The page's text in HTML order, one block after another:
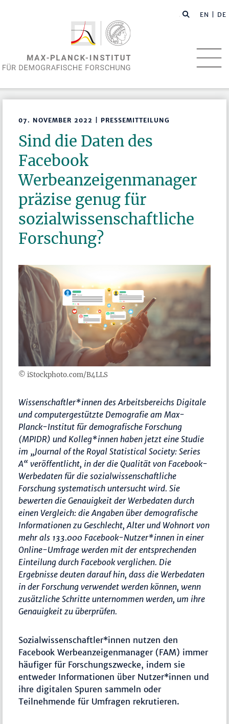
EN | DE
07. NOVEMBER 2022 | PRESSEMITTEILUNG
Sind die Daten des
Facebook
Werbeanzeigenmanager
präzise genug für
sozialwissenschaftliche
Forschung?
© iStockphoto.com/B4LLS
Wissenschaftler*innen des Arbeitsbereichs Digitale
und computergestützte Demografie am Max-
Planck-Institut für demografische Forschung
(MPIDR) und Kolleg*innen haben jetzt eine Studie
im „Journal of the Royal Statistical Society: Series
A“ veröffentlicht, in der die Qualität von Facebook-
Werbedaten für die sozialwissenschaftliche
Forschung systematisch untersucht wird. Sie
bewerten die Genauigkeit der Werbedaten durch
einen Vergleich: die Angaben über demografische
Informationen zu Geschlecht, Alter und Wohnort von
mehr als 133.000 Facebook-Nutzer*innen in einer
Online-Umfrage werden mit der entsprechenden
Einteilung durch Facebook verglichen. Die
Ergebnisse deuten darauf hin, dass die Werbedaten
in der Forschung verwendet werden können, wenn
zusätzliche Schritte unternommen werden, um ihre
Genauigkeit zu überprüfen.
Sozialwissenschaftler*innen nutzen den
Facebook Werbeanzeigenmanager (FAM) immer
häufiger für Forschungszwecke, indem sie
entweder Informationen über Nutzer*innen und
ihre digitalen Spuren sammeln oder
Teilnehmende für Umfragen rekrutieren.